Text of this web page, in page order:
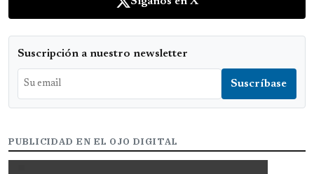
Suscripción a nuestro newsletter
PUBLICIDAD EN EL OJO DIGITAL